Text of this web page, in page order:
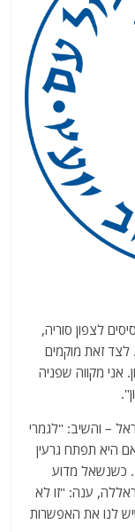
לצפון סוריה,
לצד זאת מוקמים
אני מקווה שפניה
– והשיב: "לגמרי
היא תפתח גרעין
כשנשאל מדוע
ענה: "זו לא
לנו את האפשרות